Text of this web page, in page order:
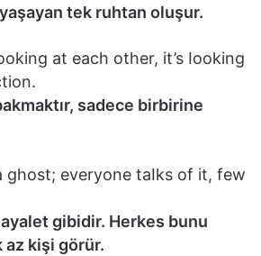
tek ruhtan oluşur.
at each other, it’s Iooking
sadece birbirine
ghost; everyone taIks of it, few
gibidir. Herkes bunu
az kişi görür.